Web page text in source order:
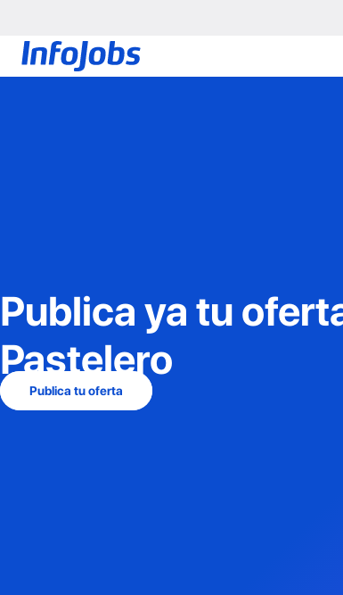
Publica ya tu
Pastelero
Publica tu oferta